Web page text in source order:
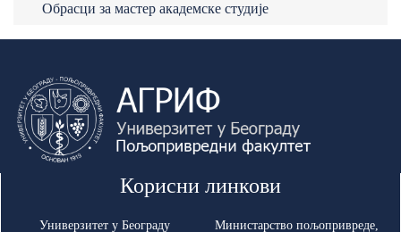
Обрасци за мастер академске студије
Корисни линкови
Универзитет у Београду
Министарство пољопривреде,